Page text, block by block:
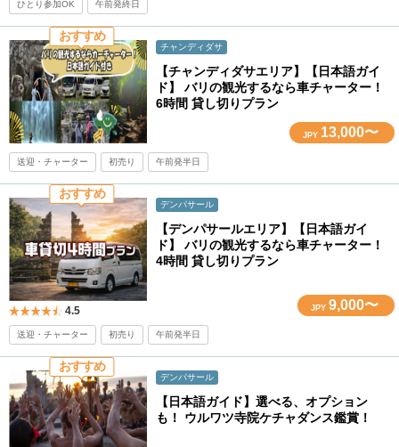
ひとり参加OK 午前発終日
おすすめ
チャンディダサ
【チャンディダサエリア】【日本語ガイ
ド】 バリの観光するなら車チャーター！
6時間 貸し切りプラン
JPY 13,000〜
送迎・チャーター 初売り 午前発半日
おすすめ
4.5
デンパサール
【デンパサールエリア】【日本語ガイ
ド】 バリの観光するなら車チャーター！
4時間 貸し切りプラン
JPY 9,000〜
送迎・チャーター 初売り 午前発半日
おすすめ
デンパサール
【日本語ガイド】選べる、オプション
も！ ウルワツ寺院ケチャダンス鑑賞！